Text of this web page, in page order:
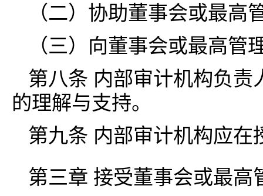
（二）协助董事会或最高
（三）向董事会或最高管
第八条 内部审计机构负
的理解与支持。
第九条 内部审计机构应在
第三章 接受董事会或最高